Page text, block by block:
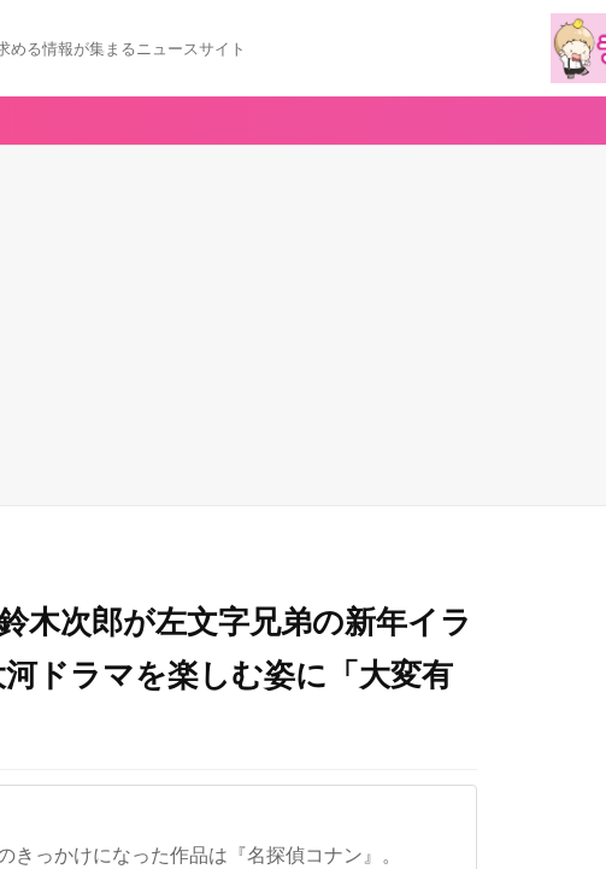
める情報が集まるニュースサイト
木次郎が左文字兄弟の新年イラ
ドラマを楽しむ姿に「大変有
きっかけになった作品は『名探偵コナン』。